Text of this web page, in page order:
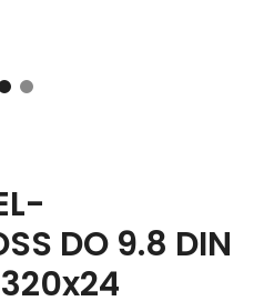
DO 9.8 DIN